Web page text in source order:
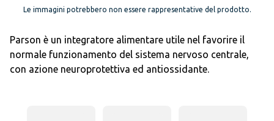
Le immagini potrebbero non essere rappresentative del prodotto.
Parson è un integratore alimentare utile nel favorire il
normale funzionamento del sistema nervoso centrale,
con azione neuroprotettiva ed antiossidante.